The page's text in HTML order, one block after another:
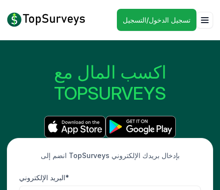
تسجيل الدخول/التسجيل
اكسب المال مع
TOPSURVEYS
انضم إلى TopSurveys بإدخال بريدك الإلكتروني
البريد الإلكتروني*